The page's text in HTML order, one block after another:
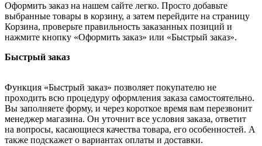
Оформить заказ на нашем сайте легко. Просто добавьте
выбранные товары в корзину, а затем перейдите на страницу
Корзина, проверьте правильность заказанных позиций и
нажмите кнопку «Оформить заказ» или «Быстрый заказ».
Быстрый заказ
Функция «Быстрый заказ» позволяет покупателю не
проходить всю процедуру оформления заказа самостоятельно.
Вы заполняете форму, и через короткое время вам перезвонит
менеджер магазина. Он уточнит все условия заказа, ответит
на вопросы, касающиеся качества товара, его особенностей. А
также подскажет о вариантах оплаты и доставки.